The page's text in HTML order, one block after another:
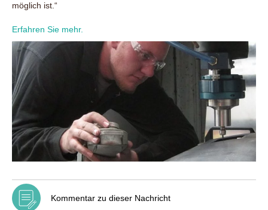
möglich ist.“
Erfahren Sie mehr.
Kommentar zu dieser Nachricht